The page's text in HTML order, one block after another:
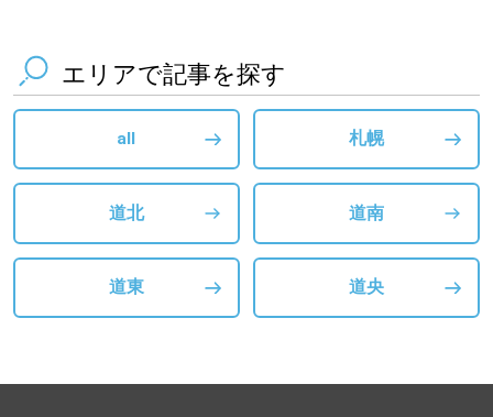
エリアで記事を探す
all 札幌
道北 道南
道東 道央